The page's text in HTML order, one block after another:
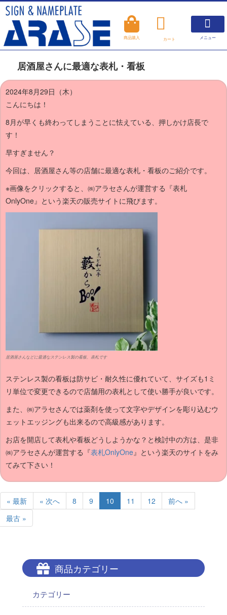
商品購入 カート メニュー
居酒屋さんに最適な表札・看板
2024年8月29日（木）
こんにちは！
8月が早くも終わってしまうことに怯えている、押しかけ店長で
す！
早すぎません？
今回は、居酒屋さん等の店舗に最適な表札・看板のご紹介です。
※画像をクリックすると、㈱アラセさんが運営する『表札
OnlyOne』という楽天の販売サイトに飛びます。
居酒屋さんなどに最適なステンレス製の看板、表札です
ステンレス製の看板は防サビ・耐久性に優れていて、サイズも1ミ
リ単位で変更できるので店舗用の表札として使い勝手が良いです。
また、㈱アラセさんでは薬剤を使って文字やデザインを彫り込むウ
ェットエッジングも出来るので高級感があります。
お店を開店して表札や看板どうしようかな？と検討中の方は、是非
㈱アラセさんが運営する『表札OnlyOne』という楽天のサイトをみ
てみて下さい！
« 最新 « 次へ 8 9 10 11 12
前へ »
最古 »
商品カテゴリー
カテゴリー